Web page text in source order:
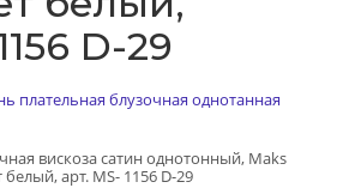
D-29
плательная блузочная однотанная
вискоза сатин однотонный, Maks
арт. MS- 1156 D-29